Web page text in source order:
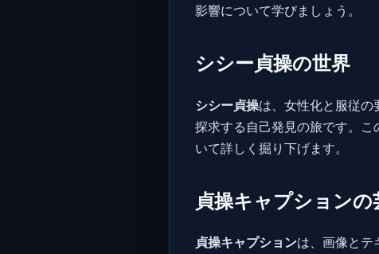
影響について学びましょう。
シシー貞操の世界
シシー貞操は、女性化と服従
探求する自己発見の旅です。
いて詳しく掘り下げます。
貞操キャプションの
貞操キャプションは、画像とテ